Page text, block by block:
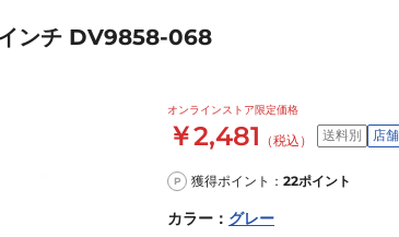
インチ DV9858-068
オンラインストア限定価格
￥2,481 （税込） 送料別 店
P 獲得ポイント： 22ポイント
カラー ： グレー